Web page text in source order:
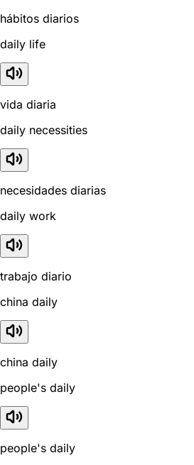
hábitos diarios
daily life
vida diaria
daily necessities
necesidades diarias
daily work
trabajo diario
china daily
china daily
people's daily
people's daily